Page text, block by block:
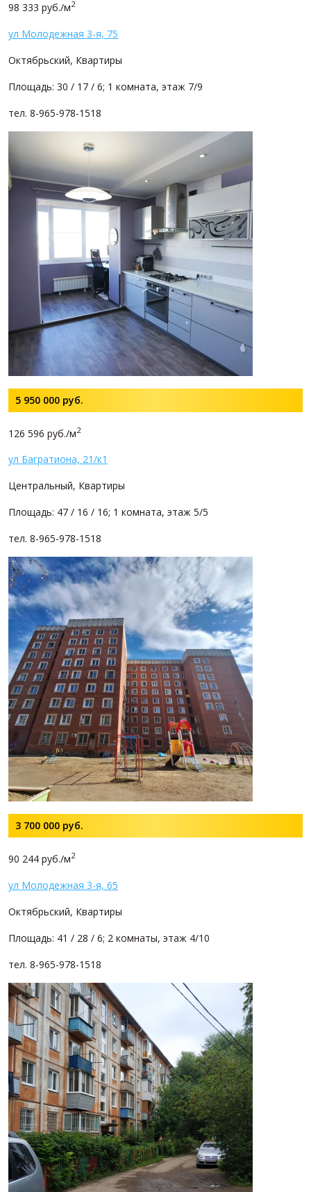
98 333 руб./м2
ул Молодежная 3-я, 75
Октябрьский, Квартиры
Площадь: 30 / 17 / 6; 1 комната, этаж 7/9
тел. 8-965-978-1518
5 950 000 руб.
126 596 руб./м2
ул Багратиона, 21/к1
Центральный, Квартиры
Площадь: 47 / 16 / 16; 1 комната, этаж 5/5
тел. 8-965-978-1518
3 700 000 руб.
90 244 руб./м2
ул Молодежная 3-я, 65
Октябрьский, Квартиры
Площадь: 41 / 28 / 6; 2 комнаты, этаж 4/10
тел. 8-965-978-1518